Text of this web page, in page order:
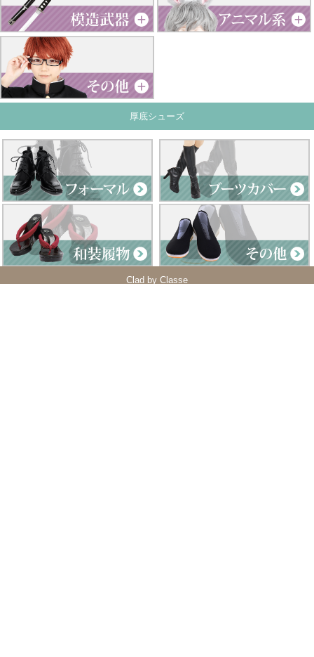
厚底シューズ
Clad by Classe